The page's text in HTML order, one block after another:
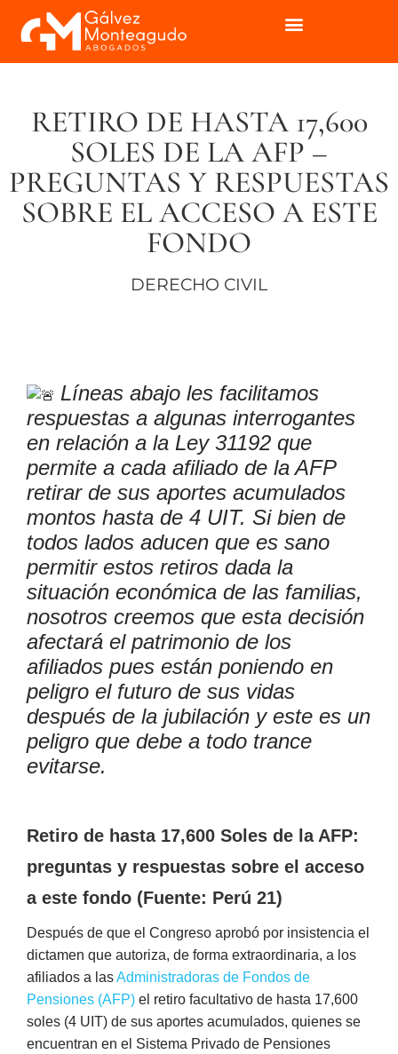
RETIRO DE HASTA 17,600
SOLES DE LA AFP –
PREGUNTAS Y RESPUESTAS
SOBRE EL ACCESO A ESTE
FONDO
DERECHO CIVIL
Líneas abajo les facilitamos
respuestas a algunas interrogantes
en relación a la Ley 31192 que
permite a cada afiliado de la AFP
retirar de sus aportes acumulados
montos hasta de 4 UIT. Si bien de
todos lados aducen que es sano
permitir estos retiros dada la
situación económica de las familias,
nosotros creemos que esta decisión
afectará el patrimonio de los
afiliados pues están poniendo en
peligro el futuro de sus vidas
después de la jubilación y este es un
peligro que debe a todo trance
evitarse.
Retiro de hasta 17,600 Soles de la AFP:
preguntas y respuestas sobre el acceso
a este fondo (Fuente: Perú 21)
Después de que el Congreso aprobó por insistencia el
dictamen que autoriza, de forma extraordinaria, a los
afiliados a lasAdministradoras de Fondos de
Pensiones (AFP) el retiro facultativo de hasta 17,600
soles (4 UIT) de sus aportes acumulados, quienes se
encuentran en el Sistema Privado de Pensiones